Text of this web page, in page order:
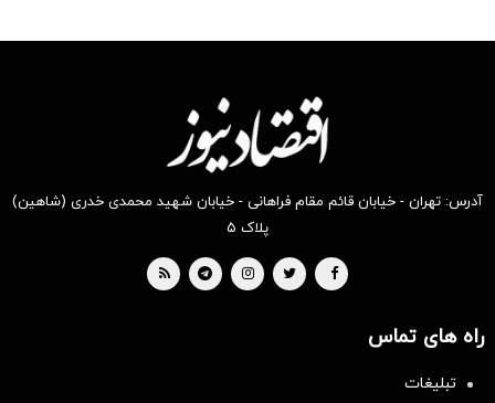
آدرس: تهران - خیابان قائم مقام فراهانی - خیابان شهید محمدی خدری (شاهین)
پلاک ۵
راه های تماس
تبلیغات